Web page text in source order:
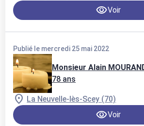
Voir
Publié le mercredi 25 mai 2022
Monsieur Alain
78 ans
La Neuvelle-lès-Scey (70)
Voir